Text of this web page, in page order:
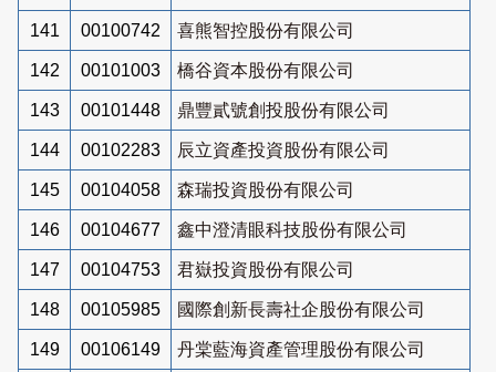
141 00100742 喜熊智控股份有限公司
142 00101003 橋谷資本股份有限公司
143 00101448 鼎豐貳號創投股份有限公司
144 00102283 辰立資產投資股份有限公司
145 00104058 森瑞投資股份有限公司
146 00104677 鑫中澄清眼科技股份有限公司
147 00104753 君嶽投資股份有限公司
148 00105985 國際創新長壽社企股份有限公司
149 00106149 丹棠藍海資產管理股份有限公司